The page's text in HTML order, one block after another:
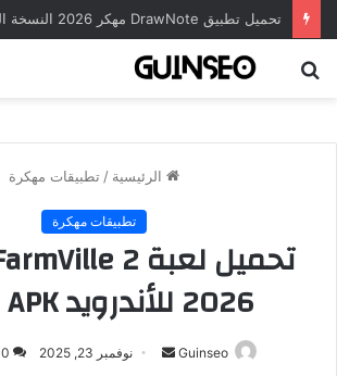
الرئيسية / تطبيقات مهكرة
تطبيقات مهكرة
2026 للأندرويد APK مجاناً
Guinseo
أرسل نوفمبر 23, 2025 0